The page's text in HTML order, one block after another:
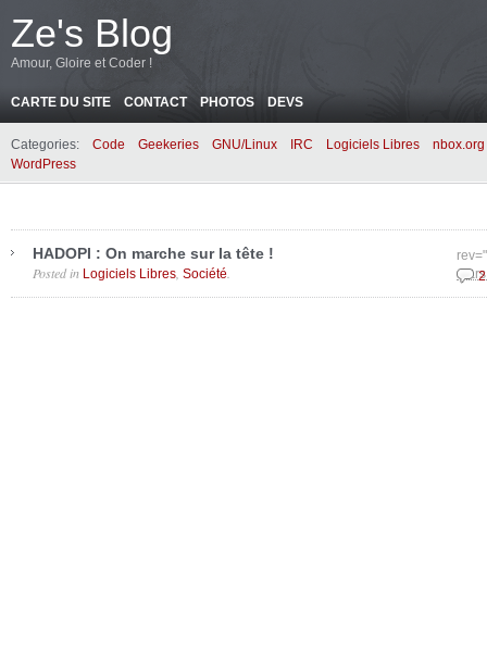
Ze's Blog
Amour, Gloire et Coder !
CARTE DU SITE CONTACT PHOTOS DEVS
Categories: Code Geekeries GNU/Linux IRC Logiciels Libres
nbox.org
WordPress
HADOPI : On marche sur la tête !
Posted in Logiciels Libres Société